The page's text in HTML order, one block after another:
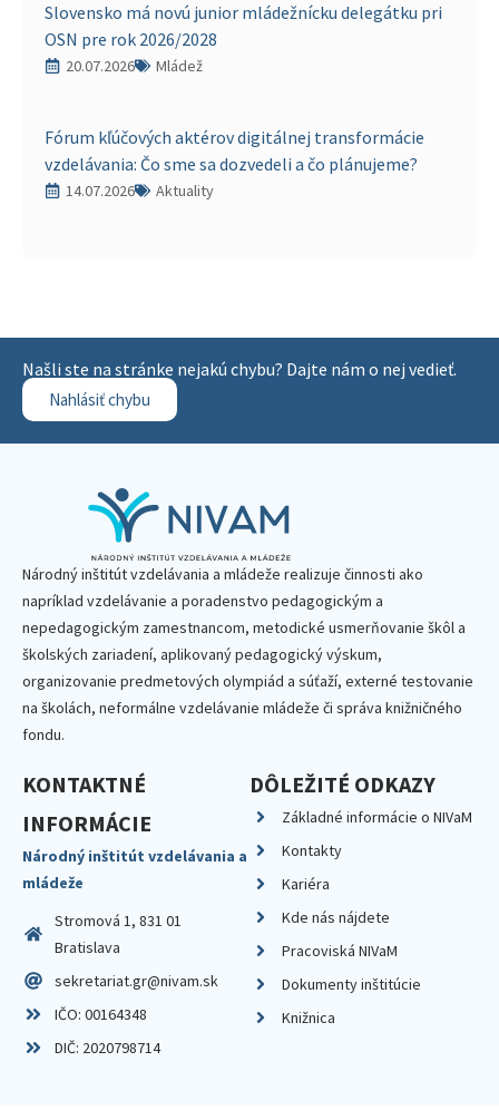
Slovensko má novú junior mládežnícku delegátku pri
OSN pre rok 2026/2028
20.07.2026 Mládež
Fórum kľúčových aktérov digitálnej transformácie
vzdelávania: Čo sme sa dozvedeli a čo plánujeme?
14.07.2026 Aktuality
Našli ste na stránke nejakú chybu? Dajte nám o nej vedieť.
Nahlásiť chybu
Národný inštitút vzdelávania a mládeže realizuje činnosti ako
napríklad vzdelávanie a poradenstvo pedagogickým a
nepedagogickým zamestnancom, metodické usmerňovanie škôl a
školských zariadení, aplikovaný pedagogický výskum,
organizovanie predmetových olympiád a súťaží, externé testovanie
na školách, neformálne vzdelávanie mládeže či správa knižničného
fondu.
KONTAKTNÉ
INFORMÁCIE
Národný inštitút vzdelávania a
mládeže
Stromová 1, 831 01
Bratislava
sekretariat.gr@nivam.sk
IČO: 00164348
DIČ: 2020798714
DÔLEŽITÉ ODKAZY
Základné informácie o NIVaM
Kontakty
Kariéra
Kde nás nájdete
Pracoviská NIVaM
Dokumenty inštitúcie
Knižnica